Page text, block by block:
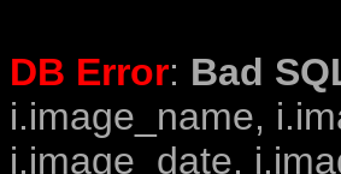
DB Error: Bad
i.image_name,
i.image_date,